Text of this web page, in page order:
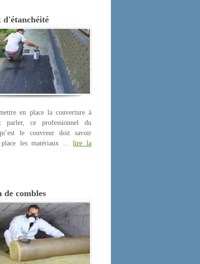
d'étanchéité
en place la couverture à
parler, ce professionnel du
le couvreur doit savoir
place les matériaux ...lire la
de combles